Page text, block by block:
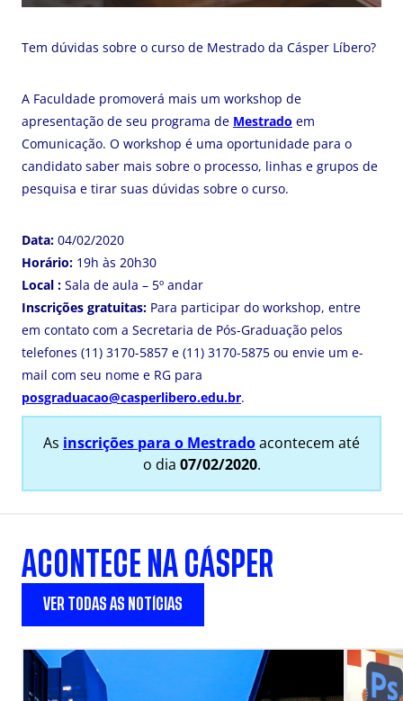
Tem dúvidas sobre o curso de Mestrado da Cásper Líbero?
A Faculdade promoverá mais um workshop de
apresentação de seu programa de Mestrado em
Comunicação. O workshop é uma oportunidade para o
candidato saber mais sobre o processo, linhas e grupos de
pesquisa e tirar suas dúvidas sobre o curso.
Data: 04/02/2020
Horário: 19h às 20h30
Local : Sala de aula – 5º andar
Inscrições gratuitas: Para participar do workshop, entre
em contato com a Secretaria de Pós-Graduação pelos
telefones (11) 3170-5857 e (11) 3170-5875 ou envie um e-
mail com seu nome e RG para
posgraduacao@casperlibero.edu.br.
As inscrições para o Mestradoacontecem até
o dia 07/02/2020.
ACONTECE NA CÁSPER
VER TODAS AS NOTÍCIAS